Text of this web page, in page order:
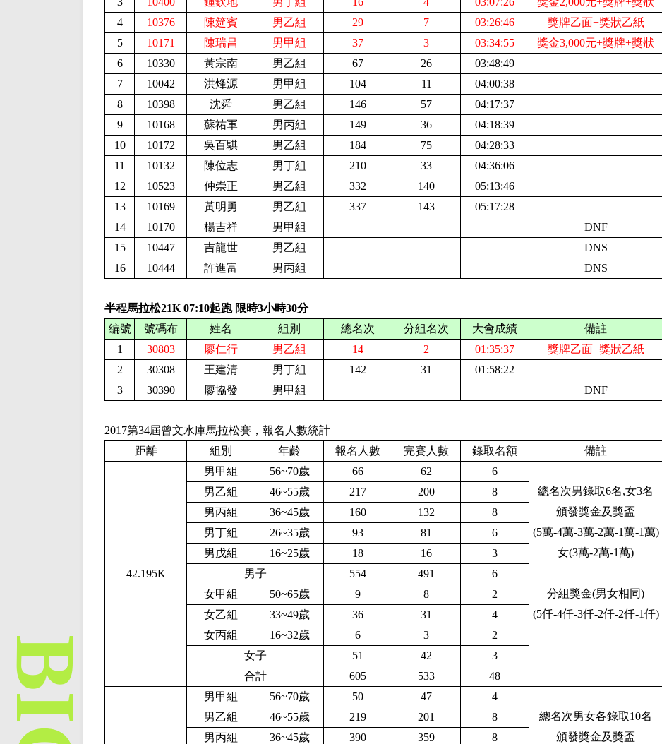
4
10376 陳筵賓 男乙組 29 7 03:26:46
獎牌乙面+獎狀乙紙
5
10171 陳瑞昌 男甲組 37 3 03:34:55
獎金3,000元+獎牌+獎狀
6
10330 黃宗南 男乙組 67 26
03:48:49
7
10042 洪烽源 男甲組 104 11
04:00:38
8
10398 沈舜 男乙組 146 57
04:17:37
9
10168 蘇祐軍 男丙組 149 36
04:18:39
10
10172 吳百騏 男乙組 184 75
04:28:33
11
10132 陳位志 男丁組 210 33
04:36:06
12
10523 仲崇正 男乙組 332 140
05:13:46
13
10169 黃明勇 男乙組 337 143
05:17:28
14
10170 楊吉祥 男甲組 DNF
15
10447 吉龍世 男乙組 DNS
16
10444 許進富 男丙組 DNS
半程馬拉松21K 07:10起跑 限時3小時30分
編號
號碼布 姓名 組別 總名次 分組名次 大會成績
備註
1
30803 廖仁行 男乙組 14 2 01:35:37
獎牌乙面+獎狀乙紙
2
30308 王建清 男丁組 142 31
01:58:22
3
30390 廖協發 男甲組 DNF
2017第34屆曾文水庫馬拉松賽，報名人數統計
距離
組別 年齡 報名人數 完賽人數 錄取名額 備註
42.195K
男甲組 56~70歲 66 62
6
男乙組
46~55歲 217 200 8 總名次男錄取6名,女3名
男丙組
36~45歲 160 132 8
頒發獎金及獎盃
男丁組
26~35歲 93 81 6
(5萬-4萬-3萬-2萬-1萬-1萬)
男戊組
16~25歲 18 16 3
女(3萬-2萬-1萬)
男子
554 491
6
女甲組
50~65歲 9 8 2
分組獎金(男女相同)
女乙組
33~49歲 36 31 4
(5仟-4仟-3仟-2仟-2仟-1仟)
女丙組
16~32歲 6 3
2
女子
51 42
3
合計
605 533 48
男甲組 56~70歲 50 47
4
男乙組
46~55歲 219 201 8 總名次男女各錄取10名
男丙組
36~45歲 390 359 8
頒發獎金及獎盃